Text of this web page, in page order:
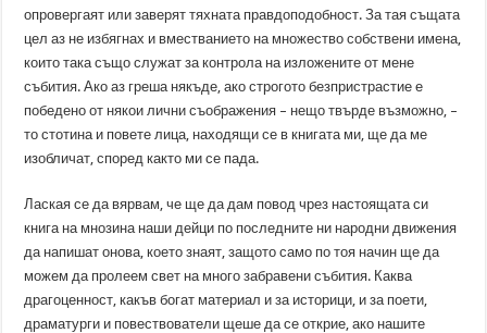
опровергаят или заверят тяхната правдоподобност. За тая същата
цел аз не избягнах и вместванието на множество собствени имена,
които така също служат за контрола на изложените от мене
събития. Ако аз греша някъде, ако строгото безпристрастие е
победено от някои лични съображения – нещо твърде възможно, –
то стотина и повете лица, находящи се в книгата ми, ще да ме
изобличат, според както ми се пада.
Лаская се да вярвам, че ще да дам повод чрез настоящата си
книга на мнозина наши дейци по последните ни народни движения
да напишат онова, което знаят, защото само по тоя начин ще да
можем да пролеем свет на много забравени събития. Каква
драгоценност, какъв богат материал и за историци, и за поети,
драматурги и повествователи щеше да се открие, ако нашите